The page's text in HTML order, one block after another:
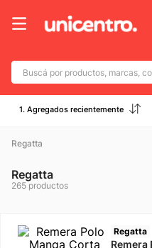
Buscá por productos,
Términos más buscados
1
2.
.
6. mochila
1. Agregados recientemente
Regatta
Regatta
265 productos
Regatta